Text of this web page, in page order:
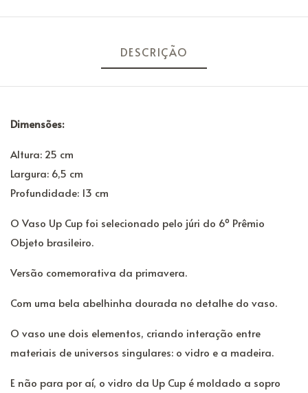
DESCRIÇÃO
Dimensões:
Altura: 25 cm
Largura: 6,5 cm
Profundidade: 13 cm
O Vaso Up Cup foi selecionado pelo júri do 6º Prêmio
Objeto brasileiro.
Versão comemorativa da primavera.
Com uma bela abelhinha dourada no detalhe do vaso.
O vaso une dois elementos, criando interação entre
materiais de universos singulares: o vidro e a madeira.
E não para por aí, o vidro da Up Cup é moldado a sopro